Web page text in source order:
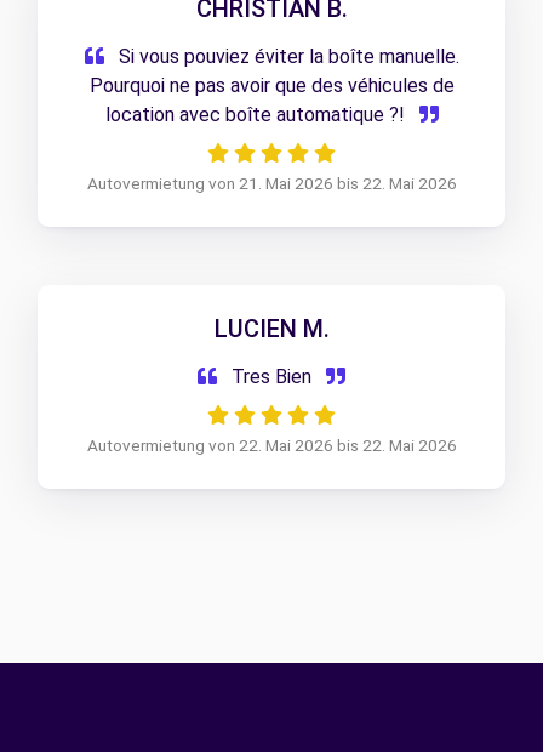
CHRISTIAN B.
Si vous pouviez éviter la boîte manuelle.
Pourquoi ne pas avoir que des véhicules de
location avec boîte automatique ?!
Autovermietung von 21. Mai 2026 bis 22. Mai 2026
LUCIEN M.
Tres Bien
Autovermietung von 22. Mai 2026 bis 22. Mai 2026